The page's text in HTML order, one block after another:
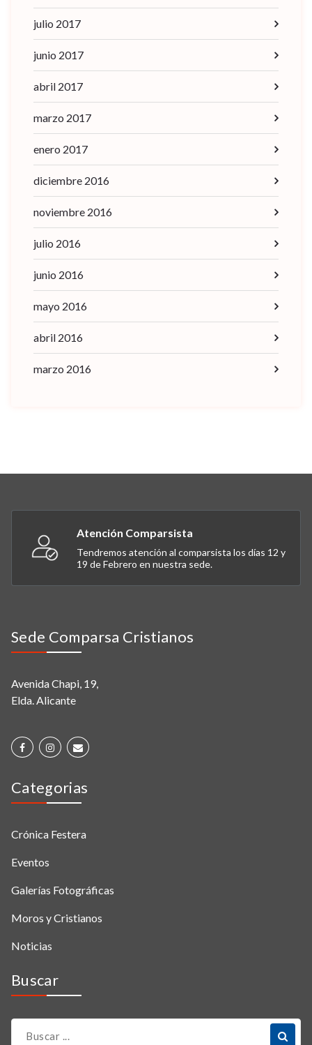
julio 2017
junio 2017
abril 2017
marzo 2017
enero 2017
diciembre 2016
noviembre 2016
julio 2016
junio 2016
mayo 2016
abril 2016
marzo 2016
Atención Comparsista
Tendremos atención al comparsista los días 12 y
19 de Febrero en nuestra sede.
Sede Comparsa Cristianos
Avenida Chapi, 19,
Elda. Alicante
Categorias
Crónica Festera
Eventos
Galerías Fotográficas
Moros y Cristianos
Noticias
Buscar